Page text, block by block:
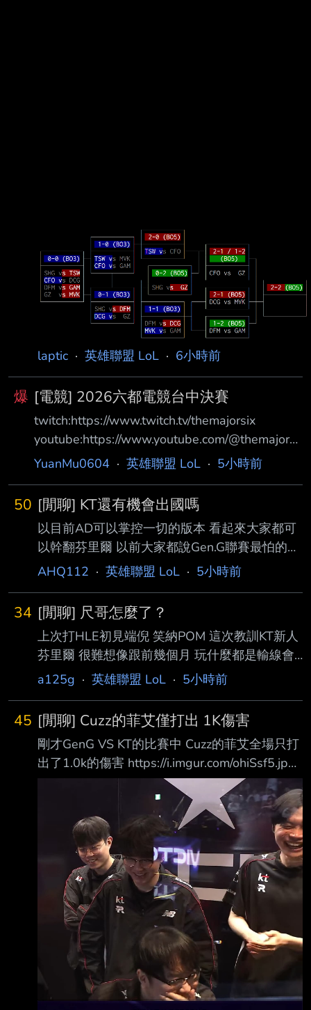
laptic · 英雄聯盟 LoL · 6小時前
爆 [電競] 2026六都電競台中決賽
twitch:https://www.twitch.tv/themajorsix
youtube:https://www.youtube.com/@themajorsi
x 主播賽評:JR/ZOD 賽制:BO5/全局BP 賽程
艾吉歐 2 單單單單單單單單 全場唯二真預言家
細節不夠 瓜中之瓜 一槍穿雲 大巴黎閃電暗殺狼:
夜奏花 (我愛手錶123) 楓棠珍珠奶茶 (Maple) 蛇
老闆 (蛇蛇) 史上最小的志 (阿志) 小魚蛋 (BEBE)
Kaze
YuanMu0604 · 英雄聯盟 LoL · 5小時前
50 [閒聊] KT還有機會出國嗎
以目前AD可以掌控一切的版本 看起來大家都可
以幹翻芬里爾 以前大家都說Gen.G聯賽最怕的隊
伍是KT 因為你永遠不知道KT的上限 目前以AD
剛剛也是輾壓了 HLE還有MSI冠軍 這樣今年KT
有機會嗎 一樓ROXSMEB ----- Sent from JPTT
on my iPhone --
AHQ112 · 英雄聯盟 LoL · 5小時前
34 [閒聊] 尺哥怎麼了？
上次打HLE初見端倪 笑納POM 這次教訓KT新人
芬里爾 很難想像跟前幾個月 玩什麼都是輸線會
戰暴斃的GG AD是同一人 請問尺哥怎麼了？ --
a125g · 英雄聯盟 LoL · 5小時前
45 [閒聊] Cuzz的菲艾僅打出 1K傷害
剛才GenG VS KT的比賽中 Cuzz的菲艾全場只打
出了1.0k的傷害 https://i.imgur.com/ohiSsf5.jpeg
搞到連KT自己的後勤都在笑 這是LCK打野菲艾最